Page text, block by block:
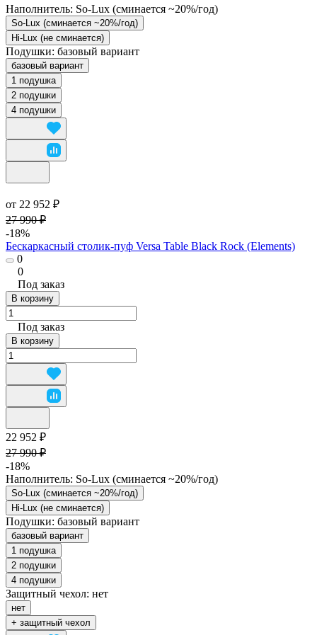
Наполнитель: So-Lux (cминается ~20%/год)
So-Lux (cминается ~20%/год)
Hi-Lux (не сминается)
Подушки: базовый вариант
базовый вариант
1 подушка
2 подушки
4 подушки
от 22 952 ₽
27 990 ₽
-18%
Бескаркасный столик-пуф Versa Table Black Rock (Elements)
0
0
Под заказ
В корзину
Под заказ
В корзину
22 952 ₽
27 990 ₽
-18%
Наполнитель: So-Lux (cминается ~20%/год)
So-Lux (cминается ~20%/год)
Hi-Lux (не сминается)
Подушки: базовый вариант
базовый вариант
1 подушка
2 подушки
4 подушки
Защитный чехол: нет
нет
+ защитный чехол